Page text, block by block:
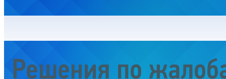
Решения по